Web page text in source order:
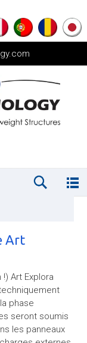
Art
Art Explora
phase
seront soumis
les panneaux